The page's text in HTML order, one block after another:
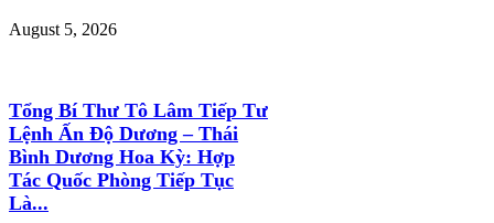
August 5, 2026
Tổng Bí Thư Tô Lâm Tiếp Tư
Lệnh Ấn Độ Dương – Thái
Bình Dương Hoa Kỳ: Hợp
Tác Quốc Phòng Tiếp Tục
Là...